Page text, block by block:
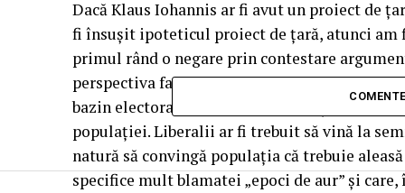
Dacă Klaus Iohannis ar fi avut un proiect de
fi însușit ipoteticul proiect de țară, atunci am
primul rând o negare prin contestare
perspectiva faptului că guvernele socialiste,
bazin electoral, au investit prea puțin în
populației. Liberalii ar fi trebuit să vină la
natură să convingă populația că trebuie
specifice mult blamatei „epoci de aur” și